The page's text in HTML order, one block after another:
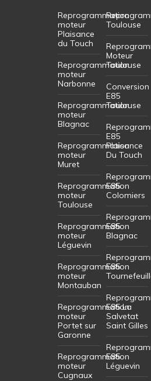
Reprogrammation
moteur
Plaisance
du Touch
Reprogrammation
moteur
Narbonne
Reprogrammation
moteur
Blagnac
Reprogrammation
moteur
Muret
Reprogrammation
moteur
Toulouse
Reprogrammation
moteur
Léguevin
Reprogrammation
moteur
Montauban
Reprogrammation
moteur
Portet sur
Garonne
Reprogrammation
moteur
Cugnaux
Toulouse
Moteur
Toulouse
Conversion
E85
Toulouse
E85
Plaisance
Du Touch
E85
Colomiers
E85
Blagnac
E85
E85 La
Salvetat
Saint Gilles
E85
Léguevin